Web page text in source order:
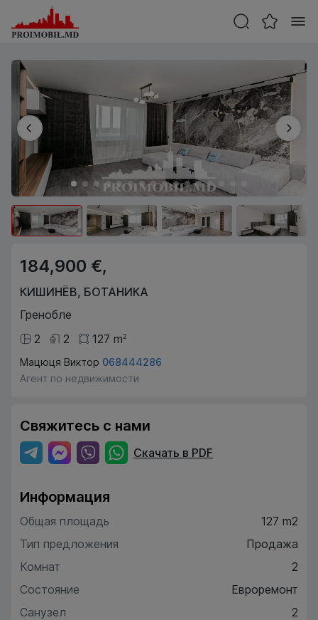
184,900 €,
КИШИНЁВ, БОТАНИКА
Гренобле
2
2 127 m2
Мацюця Виктор 068444286
Агент по недвижимости
Свяжитесь с нами
Скачать в PDF
Информация
Общая площадь
127 m2
Тип предложения
Продажа
Комнат
2
Состояние
Евроремонт
Санузел
2